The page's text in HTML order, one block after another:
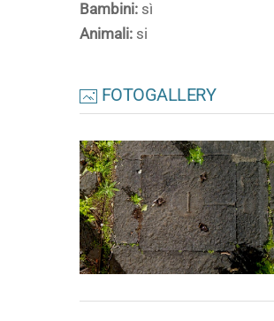
Bambini: sì
Animali: si
FOTOGALLERY